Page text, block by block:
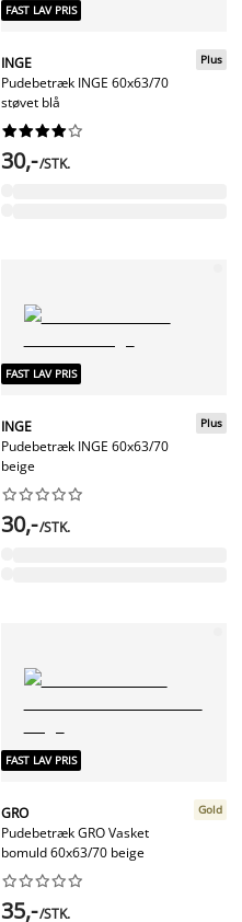
FAST LAV PRIS
INGE
Pudebetræk INGE 60x63/70
støvet blå
Plus






30,-/STK.
FAST LAV PRIS
INGE
Pudebetræk INGE 60x63/70
beige
Plus






30,-/STK.
FAST LAV PRIS
GRO
Pudebetræk GRO Vasket
bomuld 60x63/70 beige
Gold






35,-/STK.